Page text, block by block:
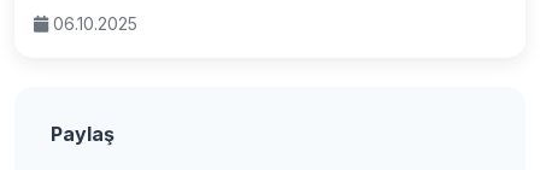
06.10.2025
Paylaş